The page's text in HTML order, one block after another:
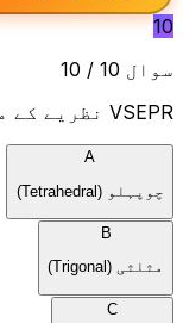
10
سوال 10 / 10
VSEPR نظریے کے مطابق
A
چوپہلو (Tetrahedral)
B
مثلثی (Trigonal)
C